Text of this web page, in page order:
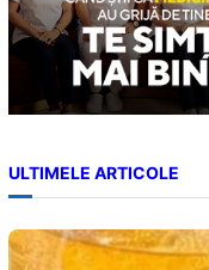
ULTIMELE ARTICOLE